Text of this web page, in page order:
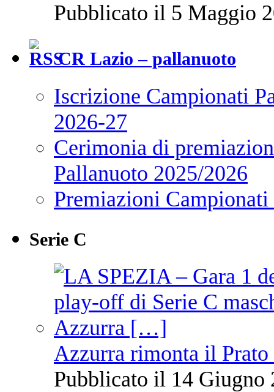
Pubblicato il 5 Maggio
CR Lazio – pallanuoto
Iscrizione Campionati
2026-27
Cerimonia di
Pallanuoto 2025/2026
Premiazioni
Serie C
Azzurra rimonta il Prato
Pubblicato il 14 Giugno